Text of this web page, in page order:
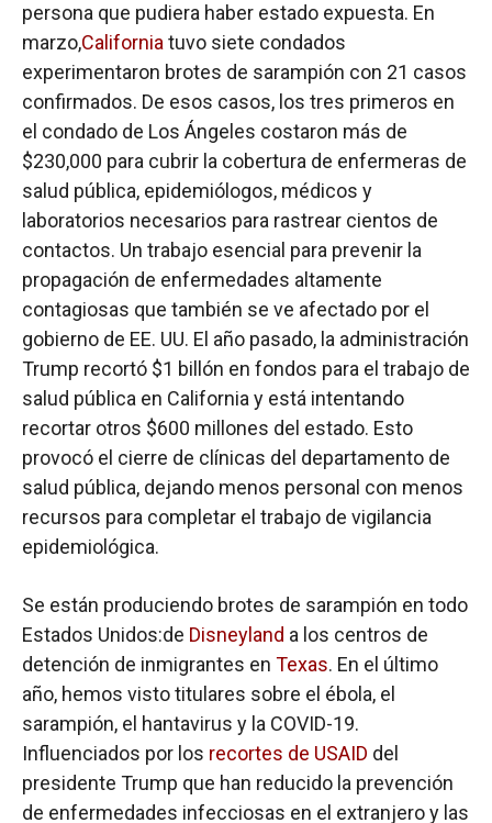
persona que pudiera haber estado expuesta. En
marzo,California tuvo siete condados
experimentaron brotes de sarampión con 21 casos
confirmados. De esos casos, los tres primeros en
el condado de Los Ángeles costaron más de
$230,000 para cubrir la cobertura de enfermeras de
salud pública, epidemiólogos, médicos y
laboratorios necesarios para rastrear cientos de
contactos. Un trabajo esencial para prevenir la
propagación de enfermedades altamente
contagiosas que también se ve afectado por el
gobierno de EE. UU. El año pasado, la administración
Trump recortó $1 billón en fondos para el trabajo de
salud pública en California y está intentando
recortar otros $600 millones del estado. Esto
provocó el cierre de clínicas del departamento de
salud pública, dejando menos personal con menos
recursos para completar el trabajo de vigilancia
epidemiológica.
Se están produciendo brotes de sarampión en todo
Estados Unidos:de Disneyland a los centros de
detención de inmigrantes en Texas. En el último
año, hemos visto titulares sobre el ébola, el
sarampión, el hantavirus y la COVID-19.
Influenciados por los recortes de USAID del
presidente Trump que han reducido la prevención
de enfermedades infecciosas en el extranjero y las